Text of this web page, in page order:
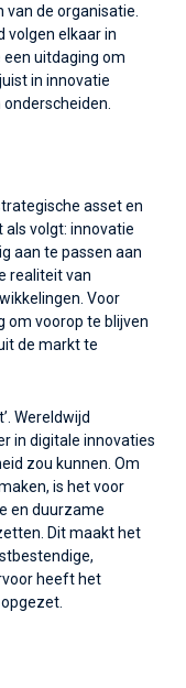
de organisatie.
volgen elkaar in
uitdaging om
in innovatie
asset en
volgt: innovatie
aan te passen aan
realiteit van
Voor
om voorop te blijven
de markt te
Wereldwijd
in digitale innovaties
zou kunnen. Om
is het voor
en duurzame
Dit maakt het
heeft het